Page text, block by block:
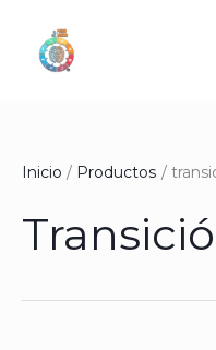
contenido
Inicio Productos